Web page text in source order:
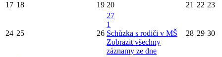
17 18 19 20 21 22 23
24 25 26
27
1
Schůzka s rodiči v MŠ
Zobrazit všechny
záznamy ze dne
28 29 30